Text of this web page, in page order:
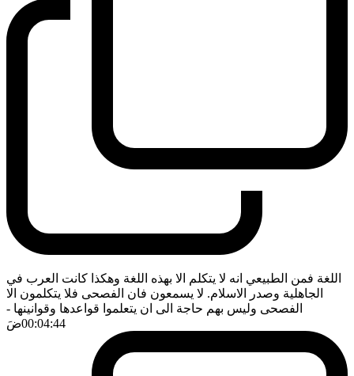
اللغة فمن الطبيعي انه لا يتكلم الا بهذه اللغة وهكذا كانت العرب في
الجاهلية وصدر الاسلام. لا يسمعون فان الفصحى فلا يتكلمون الا
الفصحى وليس بهم حاجة الى ان يتعلموا قواعدها وقوانينها -
00:04:44ضَ